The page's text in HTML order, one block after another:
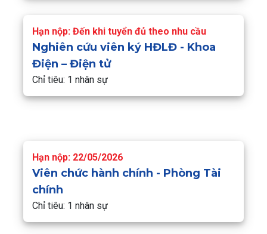
Hạn nộp: Đến khi tuyển đủ theo nhu cầu
Nghiên cứu viên ký HĐLĐ - Khoa
Điện – Điện tử
Chỉ tiêu: 1 nhân sự
Hạn nộp: 22/05/2026
Viên chức hành chính - Phòng Tài
chính
Chỉ tiêu: 1 nhân sự